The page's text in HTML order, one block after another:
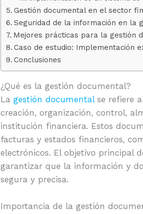
Gestión documental en el sector
Seguridad de la información en la
Mejores prácticas para la gestión
Caso de estudio: Implementación
Conclusiones
¿Qué es la gestión documental?
La gestión documentalse refiere
creación, organización, control,
institución financiera. Estos
facturas y estados financieros,
electrónicos. El objetivo principal
garantizar que la información y
segura y precisa.
Importancia de la gestión